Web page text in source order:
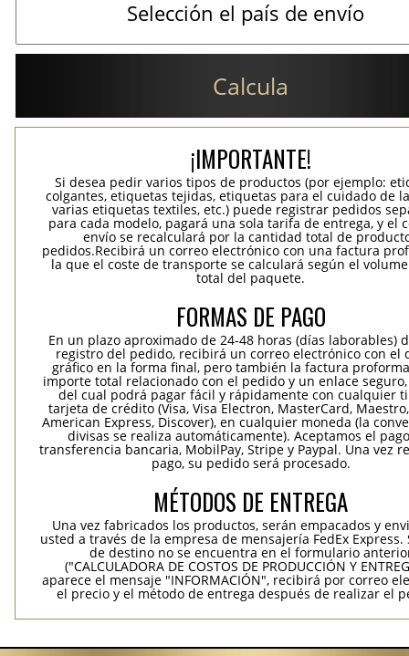
Calcula
¡IMPORTANTE!
Si desea pedir varios tipos de productos (por ejemplo:
colgantes, etiquetas tejidas, etiquetas para el cuidado de
varias etiquetas textiles, etc.) puede registrar pedidos
para cada modelo, pagará una sola tarifa de entrega, y el
envío se recalculará por la cantidad total de
pedidos.Recibirá un correo electrónico con una factura
la que el coste de transporte se calculará según el
total del paquete.
FORMAS DE PAGO
En un plazo aproximado de 24-48 horas (días laborables)
registro del pedido, recibirá un correo electrónico con el
gráfico en la forma final, pero también la factura
importe total relacionado con el pedido y un enlace
del cual podrá pagar fácil y rápidamente con cualquier
tarjeta de crédito (Visa, Visa Electron, MasterCard,
American Express, Discover), en cualquier moneda (la
divisas se realiza automáticamente). Aceptamos el
transferencia bancaria, MobilPay, Stripe y Paypal. Una vez
pago, su pedido será procesado.
MÉTODOS DE ENTREGA
Una vez fabricados los productos, serán empacados y
usted a través de la empresa de mensajería FedEx Express.
de destino no se encuentra en el formulario
("CALCULADORA DE COSTOS DE PRODUCCIÓN Y
aparece el mensaje "INFORMACIÓN", recibirá por correo
el precio y el método de entrega después de realizar el